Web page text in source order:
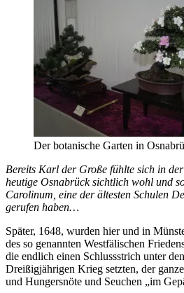
Der botanische Garten in
Bereits Karl der Große fühlte sich in
heutige Osnabrück sichtlich wohl und
Carolinum, eine der ältesten Schulen
gerufen haben…
Später, 1648, wurden hier und in
des so genannten Westfälischen
die endlich einen Schlussstrich unter
Dreißigjährigen Krieg setzten, der
und Hungersnöte und Seuchen „im